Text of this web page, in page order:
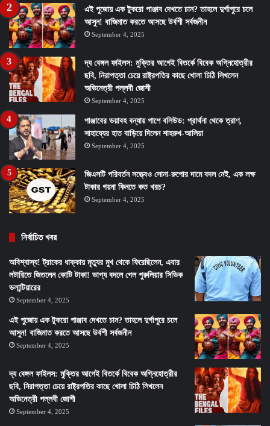
এই পুজোয় এক টুকরো পাঞ্জাব দেখতে চান? তাহলে দুর্গাপুরে চলে
আসুন! বাজিমাত করতে আসছে উর্বশী সর্বজনীন
September 4, 2025
দ্য বেঙ্গল ফাইলস: মুক্তির আগেই বিতর্কে বিবেক অগ্নিহোত্রীর
ছবি, নিরাপত্তা চেয়ে রাষ্ট্রপতির কাছে খোলা চিঠি লিখলেন
অভিনেত্রী পল্লবী জোশী
September 4, 2025
পাঞ্জাবের ভয়াবহ বন্যায় পাশে বলিউড: প্রার্থনা থেকে ত্রাণ,
সাহায্যের হাত বাড়িয়ে দিলেন শাহরুখ-আলিয়া
September 4, 2025
জিএসটি পরিবর্তন সত্ত্বেও সোনা-রুপোর দামে বদল নেই, এক লক্ষ
টাকার গয়না কিনতে কত খরচ?
September 4, 2025
নির্বাচিত খবর
অবিশ্বাস্য! ট্রাকের ধাক্কায় মৃত্যুর মুখ থেকে ফিরেছিলেন, এবার
লটারিতে জিতলেন কোটি টাকা! ভাগ্য বদলে গেল পুরুলিয়ার সিভিক
ভলান্টিয়ারের
September 4, 2025
এই পুজোয় এক টুকরো পাঞ্জাব দেখতে চান? তাহলে দুর্গাপুরে চলে
আসুন! বাজিমাত করতে আসছে উর্বশী সর্বজনীন
September 4, 2025
দ্য বেঙ্গল ফাইলস: মুক্তির আগেই বিতর্কে বিবেক অগ্নিহোত্রীর
ছবি, নিরাপত্তা চেয়ে রাষ্ট্রপতির কাছে খোলা চিঠি লিখলেন
অভিনেত্রী পল্লবী জোশী
September 4, 2025